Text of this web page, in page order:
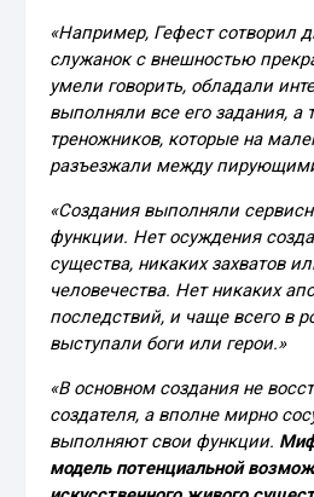
«Например, Гефест сотворил
служанок с внешностью
умели говорить, обладали
выполняли все его задания, а
треножников, которые на
разъезжали между
«Создания выполняли
функции. Нет осуждения
существа, никаких захватов
человечества. Нет никаких
последствий, и чаще всего в
выступали боги или герои.»
«В основном создания не
создателя, а вполне мирно
выполняют свои функции.
модель потенциальной